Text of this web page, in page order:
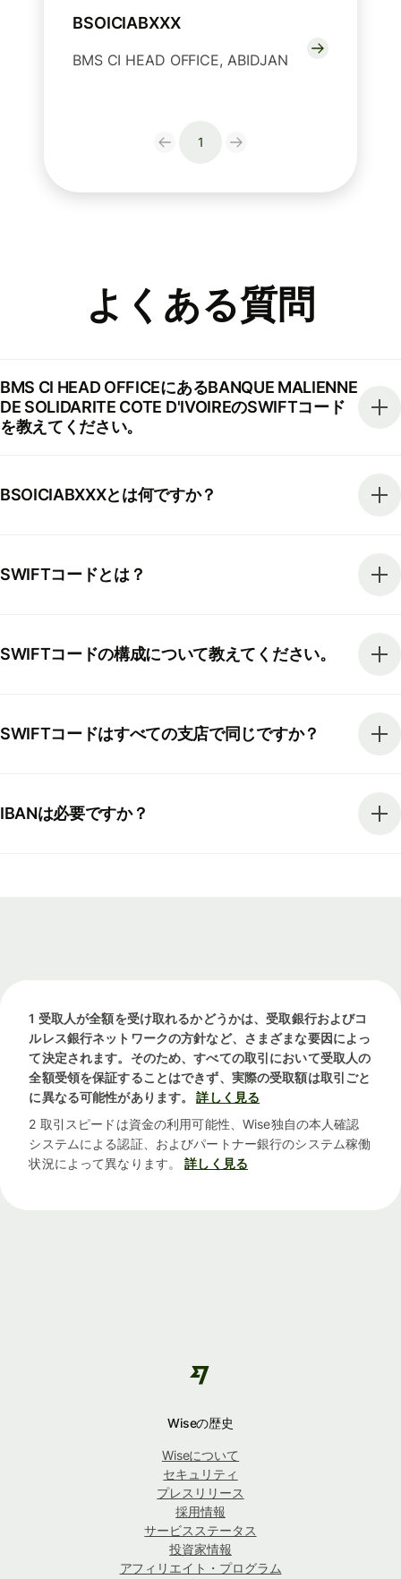
BSOICIABXXX
BMS CI HEAD OFFICE, ABIDJAN
1
よくある質問
BMS CI HEAD OFFICEにあるBANQUE MALIENNE
DE SOLIDARITE COTE D'IVOIREのSWIFTコード
を教えてください。
BSOICIABXXXとは何ですか？
SWIFTコードとは？
SWIFTコードの構成について教えてください。
SWIFTコードはすべての支店で同じですか？
IBANは必要ですか？
1 受取人が全額を受け取れるかどうかは、受取銀行およびコ
ルレス銀行ネットワークの方針など、さまざまな要因によっ
て決定されます。そのため、すべての取引において受取人の
全額受領を保証することはできず、実際の受取額は取引ごと
に異なる可能性があります。
詳しく見る
2 取引スピードは資金の利用可能性、Wise独自の本人確認
システムによる認証、およびパートナー銀行のシステム稼働
状況によって異なります。
詳しく見る
Wiseの歴史
Wiseについて
セキュリティ
プレスリリース
採用情報
サービスステータス
投資家情報
アフィリエイト・プログラム